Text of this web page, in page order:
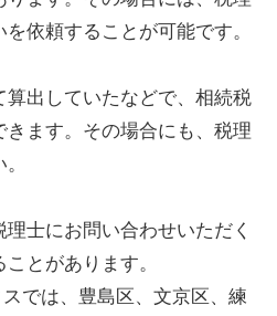
依頼することが可能です。
出していたなどで、相続税
ます。その場合にも、税理
士にお問い合わせいただく
とがあります。
では、豊島区、文京区、練